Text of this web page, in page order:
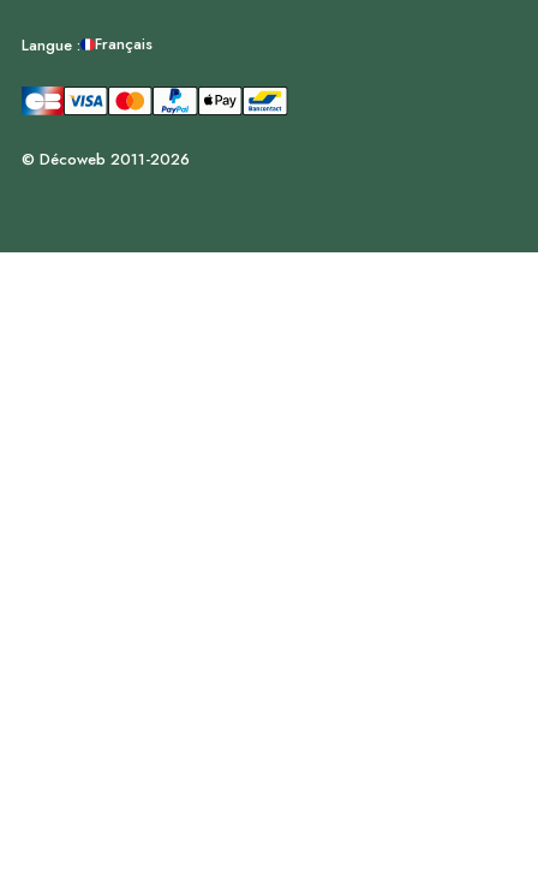
Langue : Français
© Décoweb 2011-2026